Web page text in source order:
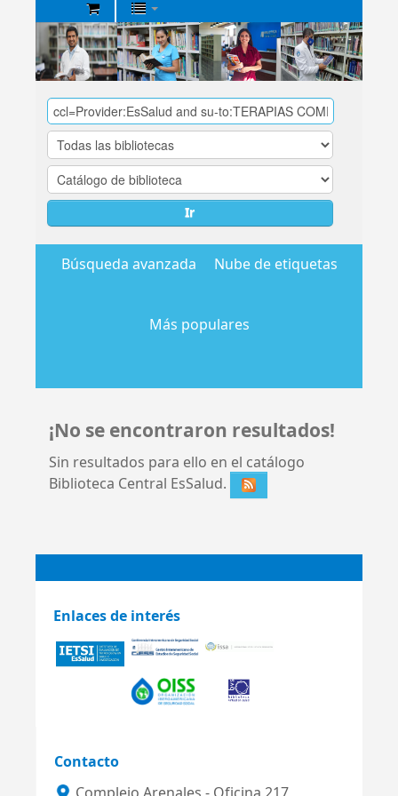
Biblioteca
Central
EsSalud
Ir
Búsqueda avanzada Nube de etiquetas
Más populares
¡No se encontraron resultados!
Sin resultados para ello en el catálogo
Biblioteca Central EsSalud.
Enlaces de interés
Contacto